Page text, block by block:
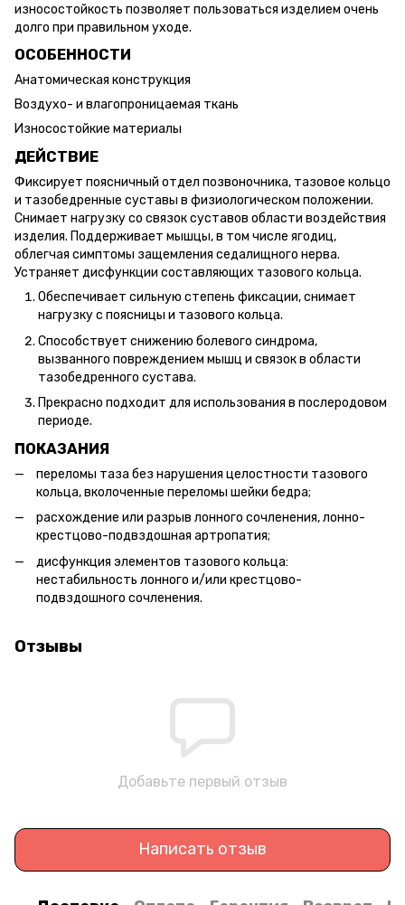
износостойкость позволяет пользоваться изделием очень
долго при правильном уходе.
ОСОБЕННОСТИ
Анатомическая конструкция
Воздухо- и влагопроницаемая ткань
Износостойкие материалы
ДЕЙСТВИЕ
Фиксирует поясничный отдел позвоночника, тазовое кольцо
и тазобедренные суставы в физиологическом положении.
Снимает нагрузку со связок суставов области воздействия
изделия. Поддерживает мышцы, в том числе ягодиц,
облегчая симптомы защемления седалищного нерва.
Устраняет дисфункции составляющих тазового кольца.
Обеспечивает сильную степень фиксации, снимает
нагрузку с поясницы и тазового кольца.
Способствует снижению болевого синдрома,
вызванного повреждением мышц и связок в области
тазобедренного сустава.
Прекрасно подходит для использования в послеродовом
периоде.
ПОКАЗАНИЯ
переломы таза без нарушения целостности тазового
кольца, вколоченные переломы шейки бедра;
расхождение или разрыв лонного сочленения, лонно-
крестцово-подвздошная артропатия;
дисфункция элементов тазового кольца:
нестабильность лонного и/или крестцово-
подвздошного сочленения.
Отзывы
Добавьте первый отзыв
Написать отзыв